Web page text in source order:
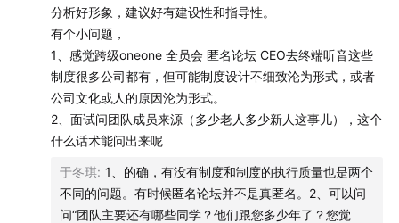
- 一个管理者最底线的是你至少要穿透一层，有定期的沟通
机制
- 看部门的状态好不好
- 伪中层最后一定是汇报大于业务实际的
为什么存在信息茧房？
最好的状态就是他们把这个老板包在中间，让老板以为就自
己做的那个每一件事。
分析好形象，建议好有建设性和指导性。
有个小问题，
1、感觉跨级oneone 全员会 匿名论坛 CEO去终端听音这些
制度很多公司都有，但可能制度设计不细致沦为形式，或者
公司文化或人的原因沦为形式。
2、面试问团队成员来源（多少老人多少新人这事儿），这个
什么话术能问出来呢
于冬琪: 1、的确，有没有制度和制度的执行质量也是两个
不同的问题。有时候匿名论坛并不是真匿名。2、可以问
问“团队主要还有哪些同学？他们跟您多少年了？您觉